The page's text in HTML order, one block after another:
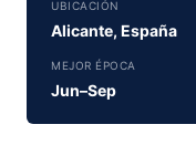
UBICACIÓN
Alicante, España
MEJOR ÉPOCA
Jun–Sep